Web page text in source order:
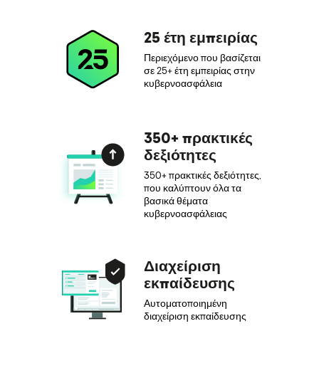
25 έτη εμπειρίας
Περιεχόμενο που βασίζεται
σε 25+ έτη εμπειρίας στην
κυβερνοασφάλεια
350+ πρακτικές
δεξιότητες
350+ πρακτικές δεξιότητες,
που καλύπτουν όλα τα
βασικά θέματα
κυβερνοασφάλειας
Διαχείριση
εκπαίδευσης
Αυτοματοποιημένη
διαχείριση εκπαίδευσης